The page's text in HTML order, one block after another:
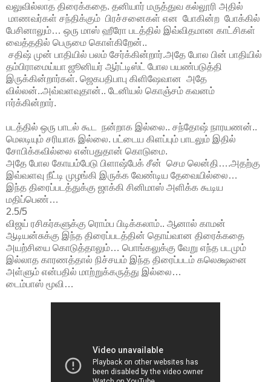
வலுவில்லாத திரைக்கதை. தனியார் மருத்துவ கல்லூரி அதில்
மாணவர்கள் சந்திக்கும் பிரச்சனைகள் என போகின்ற போக்கில்
பேசினாலும்… ஒரு மாஸ் ஹீரோ படத்தில் இவ்விதமான காட்சிகள்
வைத்ததில் பெருமை கொள்கிறேன்..
சதிஷ் முன் பாதியில் பலம் சேர்க்கின்றார்.அதே போல பின் பாதியில்
தம்பிராமைய்யா ஜூனியர் ஆர்ட்டிஸ்ட் போல பயண்படுத்தி
இருக்கின்றார்கள். ஜெகபதிபாபு கிளிஷேவான அதே
வில்லன்..அவ்வளவுதான்.. டேனியல் கொஞ்சம் கவனம்
ஈர்க்கின்றார்.
படத்தில் ஒரு பாடல் கூட நன்றாக இல்லை.. சந்தோஷ் நாரயணன்..
மெலடியும் சரியாக இல்லை. பட்டைய கிளப்பும் பாடலும் இதில்
சோபிக்கவில்லை என்பதுதான் கொடுமை.
அதே போல கோயம்பேடு பிளாஷ்பேக் சீன் செம லென்தி….அதற்கு
இவ்வளவு நீட்டி முழங்கி இருக்க வேண்டிய தேவையில்லை…
இந்த திரைப்படத்துக்கு ஜாக்கி சினிமாஸ் அளிக்க கூடிய
மதிப்பெண்…
2.5/5
விஜய் ரசிகர்களுக்கு ரொம்ப பிடிக்கலாம்.. ஆனால் காமன்
ஆடியன்சுக்கு இந்த திரைப்படத்தின் தொய்வான திரைக்கதை
அயற்சியை கொடுத்தாலும்… பொங்கலுக்கு வேறு எந்த படமும்
இல்லாத காரணத்தால் நிச்சயம் இந்த திரைப்படம் கலெக்ஷனை
அள்ளும் என்பதில் மாற்றுக்கருத்து இல்லை…
டைம்பாஸ் மூவி…